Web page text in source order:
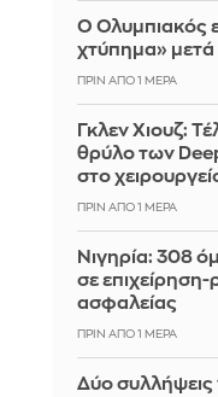
Ο Ολυμπιακός
χτύπημα» μετά
ΠΡΙΝ ΑΠΌ 1 ΜΈΡΑ
Γκλεν Χιουζ:
θρύλο των
στο
ΠΡΙΝ ΑΠΌ 1 ΜΈΡΑ
Νιγηρία: 308
σε
ασφαλείας
ΠΡΙΝ ΑΠΌ 1 ΜΈΡΑ
Δύο συλλήψεις